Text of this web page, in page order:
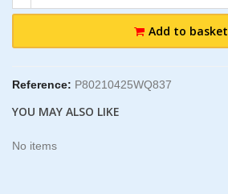
Add to basket
Reference: P80210425WQ837
YOU MAY ALSO LIKE
No items